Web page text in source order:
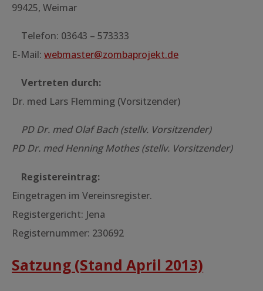
99425, Weimar
Telefon: 03643 – 573333
E-Mail:webmaster@zombaprojekt.de
Vertreten durch:
Dr. med Lars Flemming (Vorsitzender)
PD Dr. med Olaf Bach (stellv. Vorsitzender)
PD Dr. med Henning Mothes (stellv. Vorsitzender)
Registereintrag:
Eingetragen im Vereinsregister.
Registergericht: Jena
Registernummer: 230692
Satzung (Stand April 2013)